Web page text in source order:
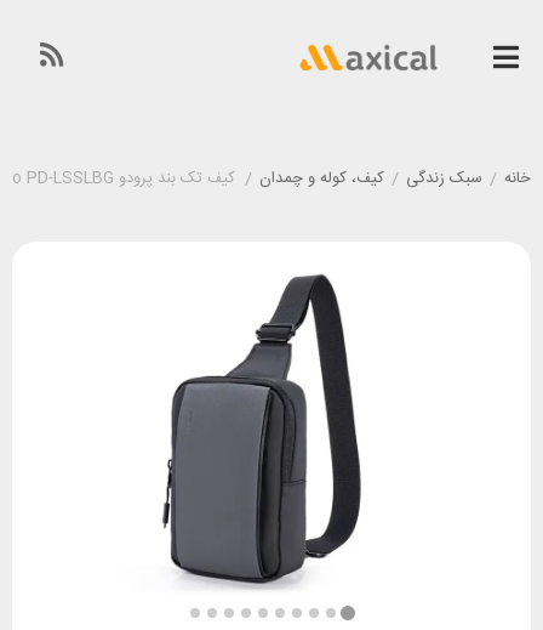
خانه / سبک زندگی / کیف، کوله و چمدان / کیف تک بند پرودو Porodo PD-LSSLBG